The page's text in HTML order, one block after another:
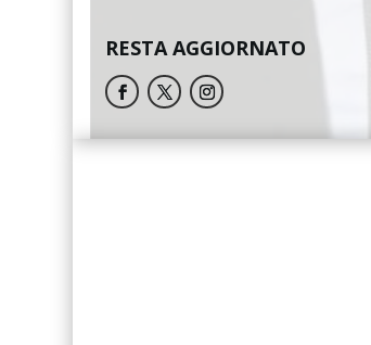
RESTA AGGIORNATO